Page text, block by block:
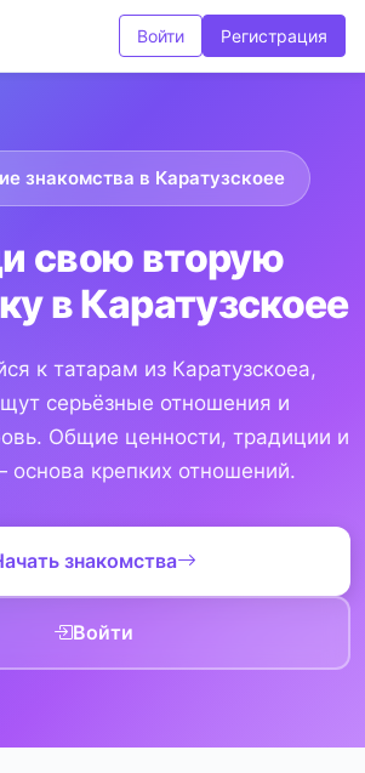
Войти Регистрация
знакомства в Каратузскоее
свою вторую
в Каратузскоее
к татарам из Каратузскоеа,
серьёзные отношения и
Общие ценности, традиции и
основа крепких отношений.
знакомства
Войти